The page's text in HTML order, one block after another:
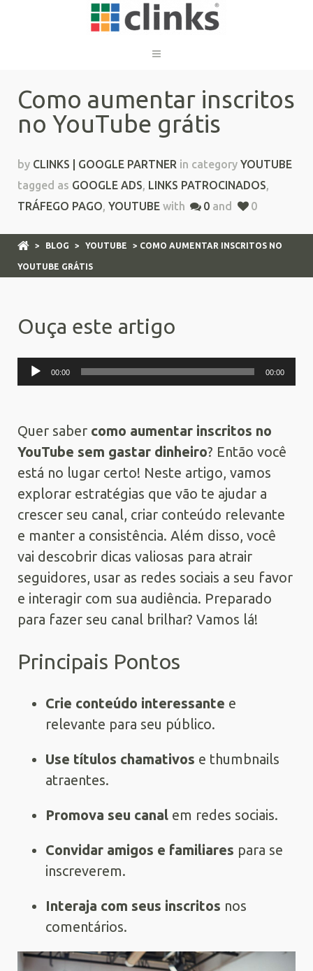
Como aumentar inscritos
no YouTube grátis
by CLINKS | GOOGLE PARTNER in category YOUTUBE
tagged as GOOGLE ADS, LINKS PATROCINADOS,
TRÁFEGO PAGO, YOUTUBE with 0 and 0
> BLOG > YOUTUBE > COMO AUMENTAR INSCRITOS NO
YOUTUBE GRÁTIS
Ouça este artigo
Tocador
de
00:00 00:00
Quer saber como aumentar inscritos no
YouTube sem gastar dinheiro? Então você
está no lugar certo! Neste artigo, vamos
explorar estratégias que vão te ajudar a
crescer seu canal, criar conteúdo relevante
e manter a consistência. Além disso, você
vai descobrir dicas valiosas para atrair
seguidores, usar as redes sociais a seu favor
e interagir com sua audiência. Preparado
para fazer seu canal brilhar? Vamos lá!
Principais Pontos
Crie conteúdo interessante e
relevante para seu público.
Use títulos chamativos e thumbnails
atraentes.
Promova seu canal em redes sociais.
Convidar amigos e familiares para se
inscreverem.
Interaja com seus inscritos nos
comentários.